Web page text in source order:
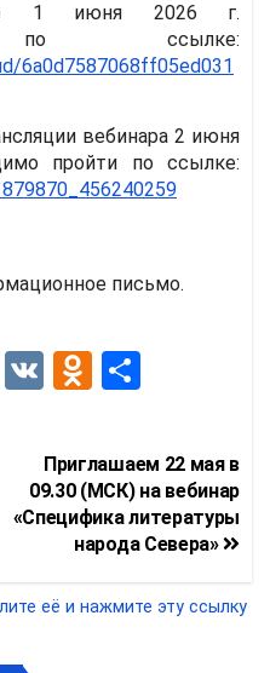
до 1 июня 2026 г.
по ссылке:
6a0d7587068ff05ed031
вебинара 2 июня
пройти по ссылке:
письмо.
F
o
V
O
n
o
kl
a
ss
п
р
а
в
и
Приглашаем 22 мая в
09.30 (МСК) на вебинар
«Специфика литературы
народа Севера»
её и нажмите эту ссылку